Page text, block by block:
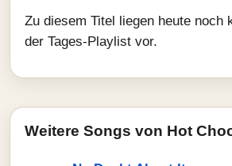
Zu diesem Titel liegen heute noch
der Tages-Playlist vor.
Weitere Songs von Hot